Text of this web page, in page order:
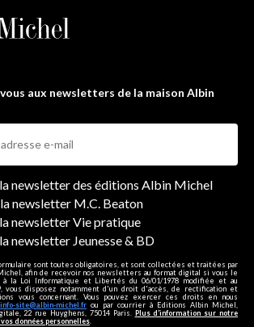
aux newsletters de la maison Albin
la newsletter des éditions Albin Michel
newsletter M.C. Beaton
la newsletter Vie pratique
la newsletter Jeunesse & BD
sont toutes obligatoires, et sont collectées et traitées par
afin de recevoir nos newsletters au format digital si vous le
à la Loi Informatique et Libertés du 06/01/1978 modifiée et au
vous disposez notamment d'un droit d'accès, de rectification et
vous concernant. Vous pouvez exercer ces droits en nous
info-site@albin-michel.fr ou par courrier à Editions Albin Michel,
22 rue Huyghens, 75014 Paris. Plus d’information sur notre
données personnelles